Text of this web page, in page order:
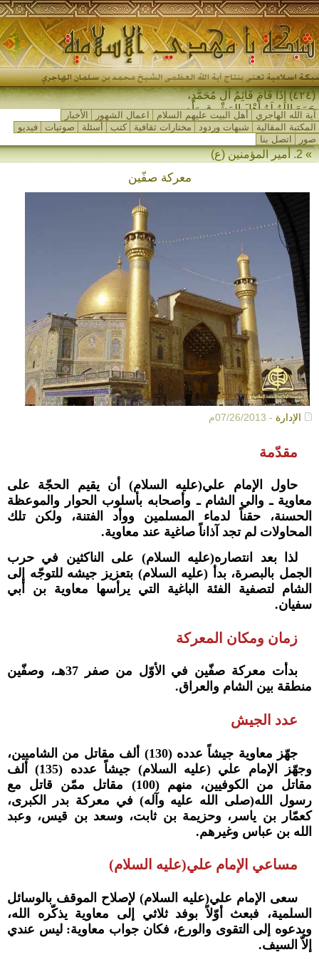
(٤٢٤) إِذَا قَامَ قَائِمُ آلِ مُحَمَّدٍ،
جَمَعَ اللهُ لَهُ أَهْلَ المَشْرِقِ وَأَهْلَ
المَغ_
آية الله الهاجري أهل البيت عليهم السلام اعمال الشهور
الأخبار
المكتبة المقالية
شبهات وردود مختارات ثقافية كتب أسئلة صوتيات
فيديو
صور
اتصل بنا
» 2. أمير المؤمنين (ع)
معركة صفّين
الإدارة - 07/26/2013م
مقدّمة
حاول الإمام علي(عليه السلام) أن يقيم الحجّة على
معاوية ـ والي الشام ـ وأصحابه بأسلوب الحوار والموعظة
الحسنة، حقناً لدماء المسلمين ووأد الفتنة، ولكن تلك
المحاولات لم تجد آذاناً صاغية عند معاوية.
لذا بعد انتصاره(عليه السلام) على الناكثين في حرب
الجمل بالبصرة، بدأ (عليه السلام) بتعزيز جيشه للتوجّه إلى
الشام لتصفية الفئة الباغية التي يرأسها معاوية بن أبي
سفيان.
زمان ومكان المعركة
بدأت معركة صفّين في الأوّل من صفر 37هـ، وصفّين
منطقة بين الشام والعراق.
عدد الجيش
جهّز معاوية جيشاً عدده (130) ألف مقاتل من الشاميين،
وجهّز الإمام علي (عليه السلام) جيشاً عدده (135) ألف
مقاتل من الكوفيين، منهم (100) مقاتل ممّن قاتل مع
رسول الله(صلى الله عليه وآله) في معركة بدر الكبرى،
كعمّار بن ياسر، وحزيمة بن ثابت، وسعد بن قيس، وعبد
الله بن عباس وغيرهم.
مساعي الإمام علي(عليه السلام)
سعى الإمام علي(عليه السلام) لإصلاح الموقف بالوسائل
السلمية، فبعث أوّلاً بوفد ثلاثي إلى معاوية يذكّره الله،
ويدعوه إلى التقوى والورع، فكان جواب معاوية: ليس عندي
إلاّ السيف.